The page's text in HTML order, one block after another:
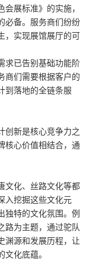
展标准》的实施，
必备。服务商们纷纷
，实现展馆展厅的可
已告别基础功能阶
商们需要根据客户的
到落地的全链条服
新是核心竞争力之
核心价值相结合，通
化、丝路文化等都
入挖掘这些文化元
独特的文化氛围。例
路为主题，通过驼队
渊源和发展历程，让
化底蕴。